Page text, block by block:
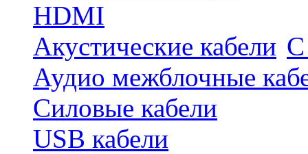
HDMI
Акустические кабели С
Аудио межблочные
Силовые кабели
USB кабели